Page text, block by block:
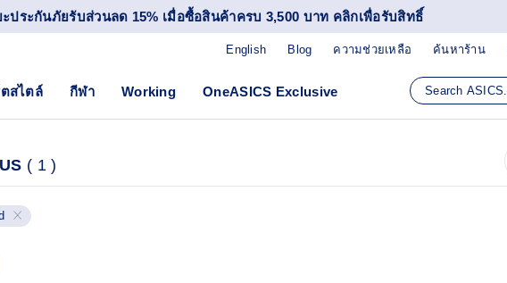
ะประกันภัยรับส่วนลด 15% เมื่อซื้อสินค้าครบ 3,500 บาท คลิกเพื่อรับสิทธิ์
Blog ความช่วยเหลือ ค้นหาร้าน
English
สไตล์ กีฬา Working OneASICS Exclusive
( 1)